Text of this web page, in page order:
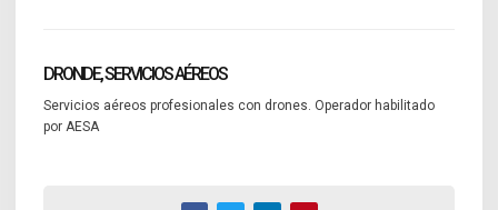
DRONDE, SERVICIOS AÉREOS
Servicios aéreos profesionales con drones. Operador habilitado
por AESA